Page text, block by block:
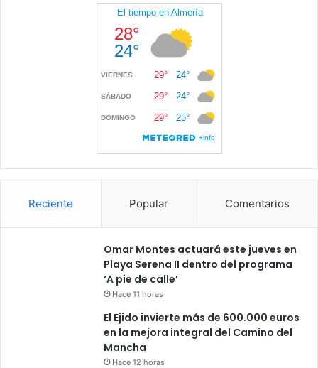
Reciente Popular Comentarios
Omar Montes actuará este jueves en
Playa Serena II dentro del programa
‘A pie de calle’
Hace 11 horas
El Ejido invierte más de 600.000 euros
en la mejora integral del Camino del
Mancha
Hace 12 horas